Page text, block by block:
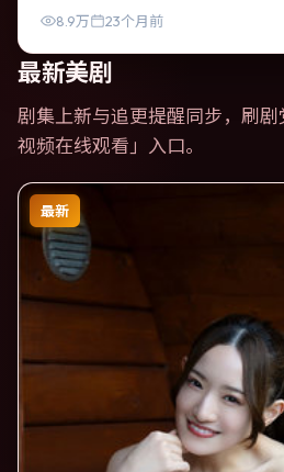
8.9万 23个月前
最新美剧
剧集上新与追更提醒同步，刷
视频在线观看 」入口。
最新